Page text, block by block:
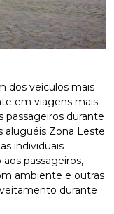
dos veículos mais
em viagens mais
passageiros durante
aluguéis Zona Leste
individuais
passageiros,
ambiente e outras
durante